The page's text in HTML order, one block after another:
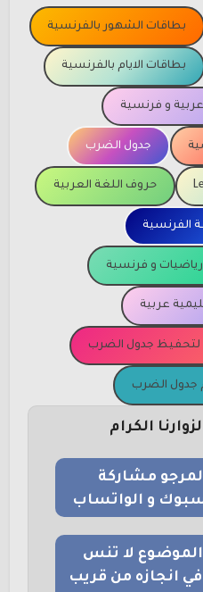
بطاقات الشهور بالفرنسية
بطاقات الايام بالفرنسية
و فرنسية
جدول الضرب
حروف اللغة العربية
الفرنسية
و فرنسية
عربية
لتحفيظ جدول الضرب
جدول الضرب
الكرام
مشاركة
و الواتساب
لا تنس
انجازه من قريب